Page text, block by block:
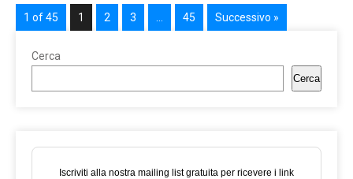
1 of 45 1 2 3 45 Successivo »
Cerca
Cerca
Iscriviti alla nostra mailing list gratuita per ricevere i link